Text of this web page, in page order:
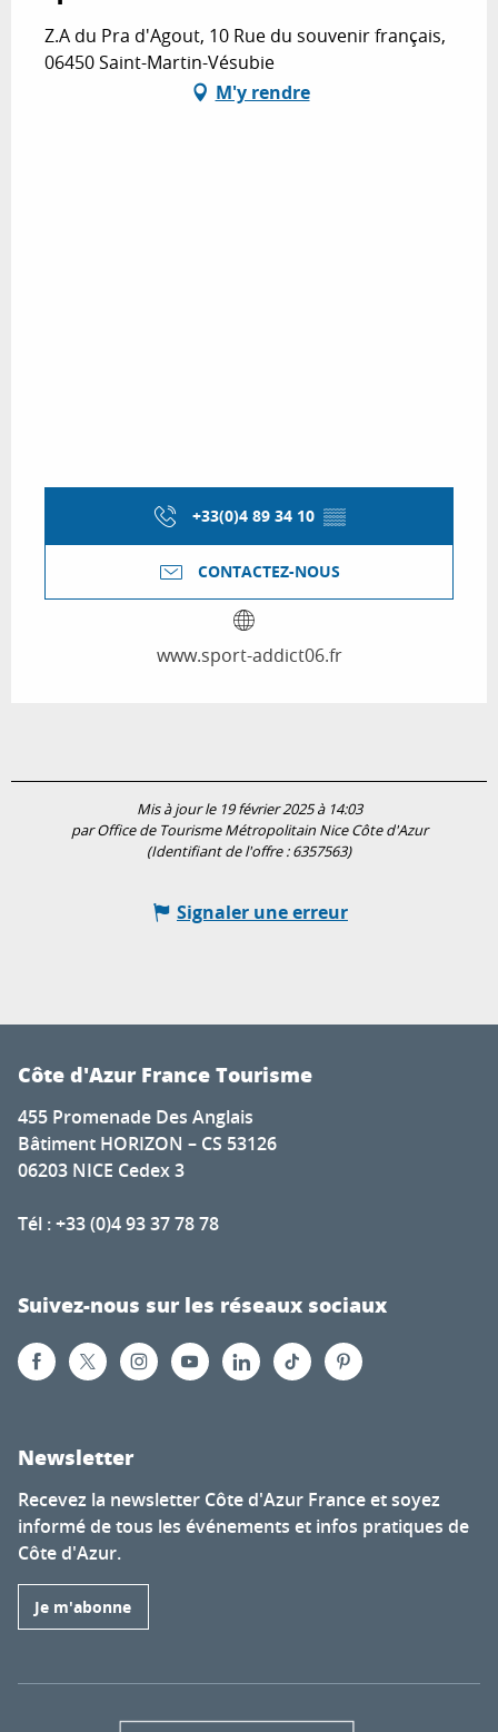
Z.A du Pra d'Agout, 10 Rue du souvenir français,
06450 Saint-Martin-Vésubie
M'y rendre
+33(0)4 89 34 10 ▒▒
CONTACTEZ-NOUS
www.sport-addict06.fr
Mis à jour le 19 février 2025 à 14:03
par Office de Tourisme Métropolitain Nice Côte d'Azur
(Identifiant de l'offre :6357563)
Signaler une erreur
Côte d'Azur France Tourisme
455 Promenade Des Anglais
Bâtiment HORIZON – CS 53126
06203 NICE Cedex 3
Tél : +33 (0)4 93 37 78 78
Suivez-nous sur les réseaux sociaux
Newsletter
Recevez la newsletter Côte d'Azur France et soyez
informé de tous les événements et infos pratiques de
Côte d'Azur.
Je m'abonne